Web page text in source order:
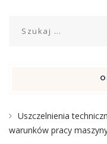
Uszczelnienia
warunków pracy